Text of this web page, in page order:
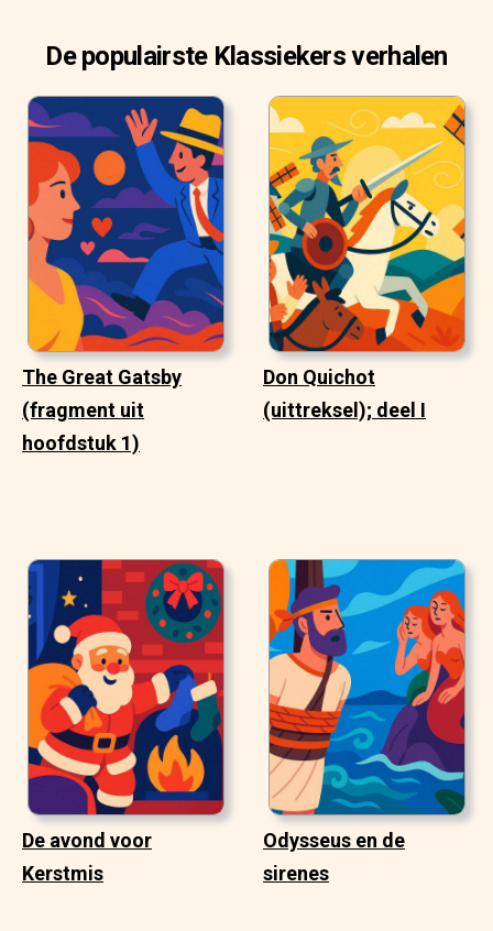
De populairste Klassiekers verhalen
The Great Gatsby
(fragment uit
hoofdstuk 1)
Don Quichot
(uittreksel); deel I
De avond voor
Kerstmis
Odysseus en de
sirenes